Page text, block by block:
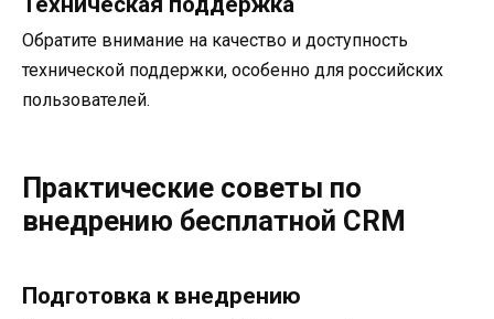
Обратите внимание на качество и доступность
технической поддержки, особенно для российских
пользователей.
Практические советы по
внедрению бесплатной CRM
Подготовка к внедрению